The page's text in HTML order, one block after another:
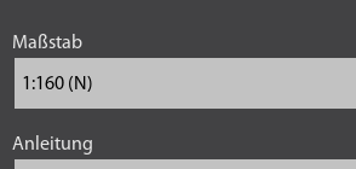
Maßstab
Anleitung